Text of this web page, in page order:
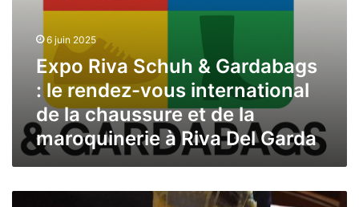
chaussure
maroquinerie
Del
Garda
6 juin 2025
Expo Riva Schuh & Gardabags
: le rendez-vous international
de la chaussure et de la
maroquinerie à Riva Del Garda